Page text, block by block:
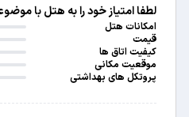
لطفا امتیاز خود را به هتل با
امکانات هتل
قیمت
کیفیت اتاق ها
موقعیت مکانی
پروتکل های بهداشتی